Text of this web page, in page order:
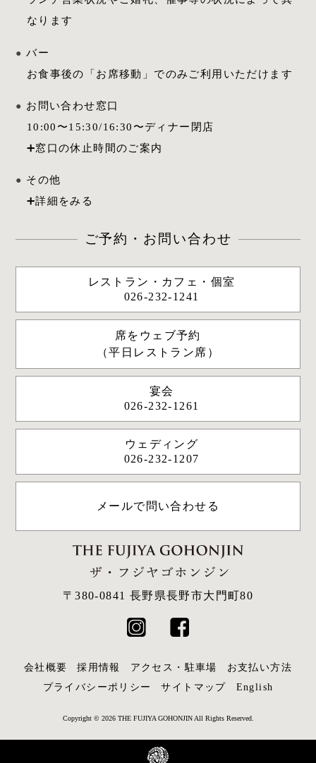
なります
バー
お食事後の「お席移動」でのみご利用いただけます
お問い合わせ窓口
10:00 〜15:30/16:30 〜ディナー閉店
その他
ご予約・お問い合わせ
レストラン・カフェ・個室
026-232-1241
席をウェブ予約
（平日レストラン席）
宴会
026-232-1261
ウェディング
026-232-1207
メールで問い合わせる
〒380-0841 長野県長野市大門町80
会社概要 採用情報 アクセス・駐車場
お支払い方法
プライバシーポリシー
サイトマップ English
Copyright © 2026 THE FUJIYA GOHONJIN All Rights Reserved.